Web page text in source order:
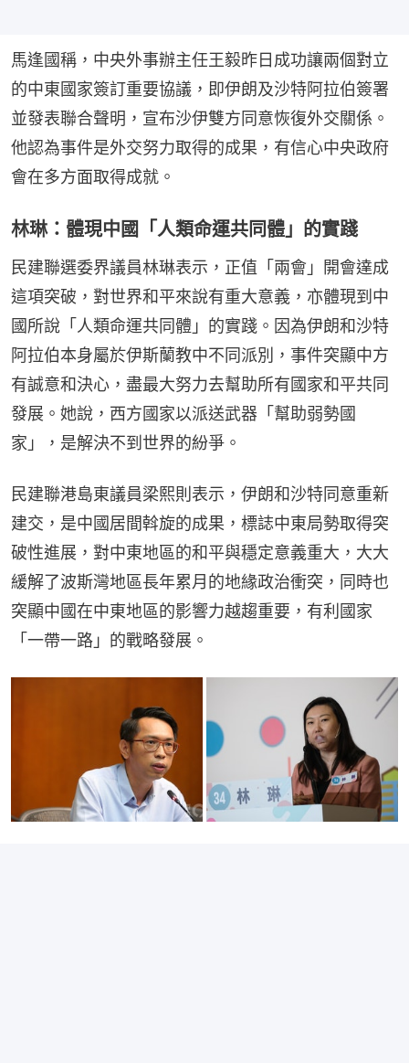
馬逢國稱，中央外事辦主任王毅昨日成功讓兩個對立
的中東國家簽訂重要協議，即伊朗及沙特阿拉伯簽署
並發表聯合聲明，宣布沙伊雙方同意恢復外交關係。
他認為事件是外交努力取得的成果，有信心中央政府
會在多方面取得成就。
林琳：體現中國「人類命運共同體」的實踐
民建聯選委界議員林琳表示，正值「兩會」開會達成
這項突破，對世界和平來說有重大意義，亦體現到中
國所說「人類命運共同體」的實踐。因為伊朗和沙特
阿拉伯本身屬於伊斯蘭教中不同派別，事件突顯中方
有誠意和決心，盡最大努力去幫助所有國家和平共同
發展。她說，西方國家以派送武器「幫助弱勢國
家」，是解決不到世界的紛爭。
民建聯港島東議員梁熙則表示，伊朗和沙特同意重新
建交，是中國居間斡旋的成果，標誌中東局勢取得突
破性進展，對中東地區的和平與穩定意義重大，大大
緩解了波斯灣地區長年累月的地緣政治衝突，同時也
突顯中國在中東地區的影響力越趨重要，有利國家
「一帶一路」的戰略發展。